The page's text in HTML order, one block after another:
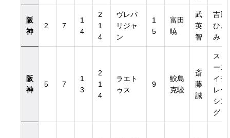
阪
神
2 7
1
4
2
1
4
ヴレパ
リジャ
ン
1
5
富田
暁
武
英
智
吉田
ひと
み
阪
神
5 7
1
3
2
1
4
ラエト
ゥス
9
鮫島
克駿
斎
藤
誠
スリ
ーエ
イチ
レー
シン
グ